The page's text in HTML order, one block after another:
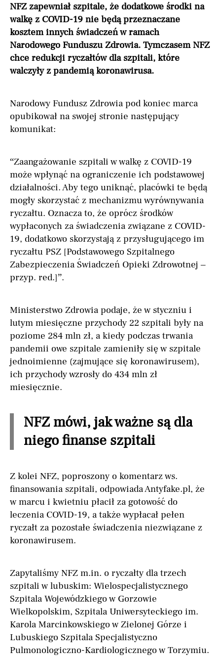
NFZ zapewniał szpitale, że dodatkowe środki na
walkę z COVID-19 nie będą przeznaczane
kosztem innych świadczeń w ramach
Narodowego Funduszu Zdrowia. Tymczasem NFZ
chce redukcji ryczałtów dla szpitali, które
walczyły z pandemią koronawirusa.
Narodowy Fundusz Zdrowia pod koniec marca
opubikował na swojej stronie następujący
komunikat:
“Zaangażowanie szpitali w walkę z COVID-19
może wpłynąć na ograniczenie ich podstawowej
działalności. Aby tego uniknąć, placówki te będą
mogły skorzystać z mechanizmu wyrównywania
ryczałtu. Oznacza to, że oprócz środków
wypłaconych za świadczenia związane z COVID-
19, dodatkowo skorzystają z przysługującego im
ryczałtu PSZ [Podstawowego Szpitalnego
Zabezpieczenia Świadczeń Opieki Zdrowotnej –
przyp. red.]”.
Ministerstwo Zdrowia podaje, że w styczniu i
lutym miesięczne przychody 22 szpitali były na
poziome 284 mln zł, a kiedy podczas trwania
pandemii owe szpitale zamieniły się w szpitale
jednoimienne (zajmujące się koronawirusem),
ich przychody wzrosły do 434 mln zł
miesięcznie.
NFZ mówi, jak ważne są dla
niego finanse szpitali
Z kolei NFZ, poproszony o komentarz ws.
finansowania szpitali, odpowiada Antyfake.pl, że
w marcu i kwietniu płacił za gotowość do
leczenia COVID-19, a także wypłacał pełen
ryczałt za pozostałe świadczenia niezwiązane z
koronawirusem.
Zapytaliśmy NFZ m.in. o ryczałty dla trzech
szpitali w lubuskim: Wielospecjalistycznego
Szpitala Wojewódzkiego w Gorzowie
Wielkopolskim, Szpitala Uniwersyteckiego im.
Karola Marcinkowskiego w Zielonej Górze i
Lubuskiego Szpitala Specjalistyczno
Pulmonologiczno-Kardiologicznego w Torzymiu.